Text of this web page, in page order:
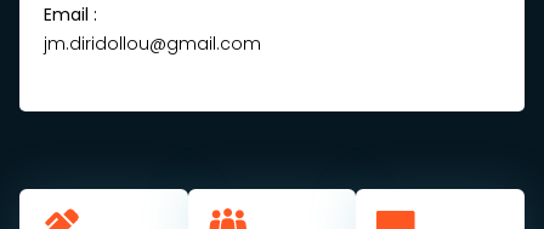
Email :
jm.diridollou@gmail.com